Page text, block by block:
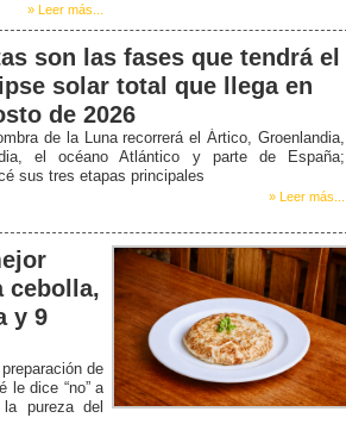
» Leer más...
son las fases que tendrá el
solar total que llega en
de 2026
de la Luna recorrerá el Ártico, Groenlandia,
el océano Atlántico y parte de España;
sus tres etapas principales
» Leer más...
cebolla,
y 9
de
le dice “no” a
pureza del